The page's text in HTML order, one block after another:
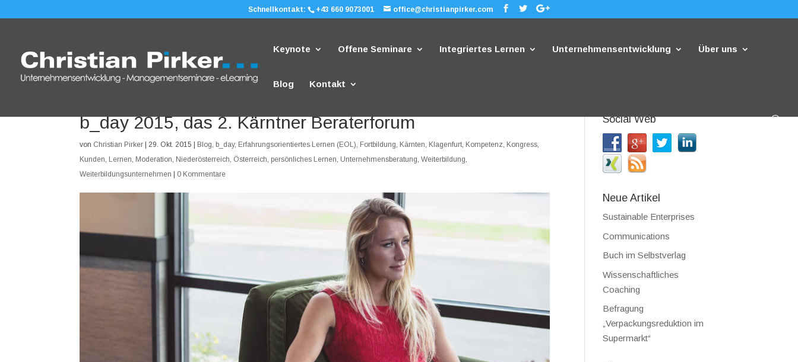
Schnellkontakt: +43 660 9073001 office@christianpirker.com
Keynote Offene Seminare Integriertes Lernen Unternehmensentwicklung Über uns
Blog Kontakt
b_day 2015, das 2. Kärntner Beraterforum
von Christian Pirker 29. Okt. 2015 Blog, b_day, Erfahrungsorientiertes Lernen (EOL), Fortbildung, Kärnten, Klagenfurt, Kompetenz, Kongress,
Kunden, Lernen, Moderation, Niederösterreich, Österreich, persönliches Lernen, Unternehmensberatung,Weiterbildung,
Weiterbildungsunternehmen
0 Kommentare
Social Web
Neue Artikel
Sustainable Enterprises
Communications
Buch im Selbstverlag
Wissenschaftliches
Coaching
Befragung
„Verpackungsreduktion im
Supermarkt“